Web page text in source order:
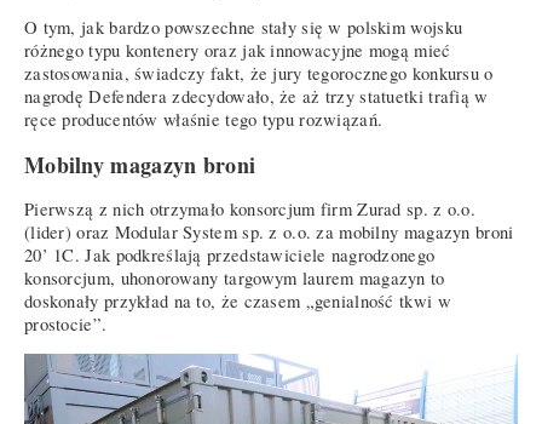
O tym, jak bardzo powszechne stały się w polskim wojsku
różnego typu kontenery oraz jak innowacyjne mogą mieć
zastosowania, świadczy fakt, że jury tegorocznego konkursu o
nagrodę Defendera zdecydowało, że aż trzy statuetki trafią w
ręce producentów właśnie tego typu rozwiązań.
Mobilny magazyn broni
Pierwszą z nich otrzymało konsorcjum firm Zurad sp. z o.o.
(lider) oraz Modular System sp. z o.o. za mobilny magazyn broni
20’ 1C. Jak podkreślają przedstawiciele nagrodzonego
konsorcjum, uhonorowany targowym laurem magazyn to
doskonały przykład na to, że czasem „genialność tkwi w
prostocie”.